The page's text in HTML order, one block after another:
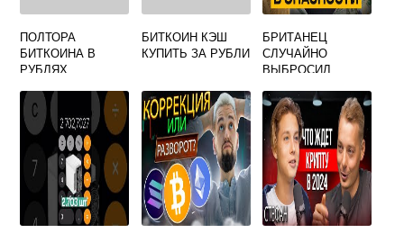
ПОЛТОРА
БИТКОИНА В
РУБЛЯХ
БИТКОИН КЭШ
КУПИТЬ ЗА РУБЛИ
БРИТАНЕЦ
СЛУЧАЙНО
ВЫБРОСИЛ
287 МЛН
ДОЛЛАРОВ